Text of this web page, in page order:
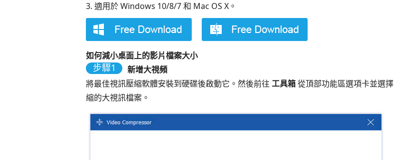
3. 適用於 Windows 10/8/7 和 Mac OS X。
如何減小桌面上的影片檔案大小
步驟1
新增大視頻
將最佳視訊壓縮軟體安裝到硬碟後啟動它。然後前往 工具箱從頂部功能區選項卡並選擇
縮的大視訊檔案。